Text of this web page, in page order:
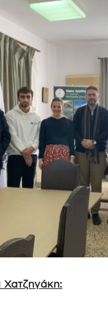
Χατζηγάκη: